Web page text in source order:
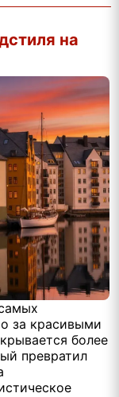
на
за красивыми
более
превратил